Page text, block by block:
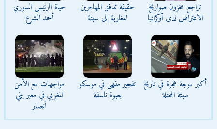
تراجع مخزون صواريخ
الاعتراض لدى أوكرانيا
حقيقة تدفق المهاجرين
المغاربة إلى سبتة
حياة الرئيس السوري
أحمد الشرع
أكبر موجة هجرة في تاريخ
سبتة المحتلة
تفجير مقهى في موسكو
بعبوة ناسفة
مواجهات مع الأمن
المغربي في معبر بني
أنصار